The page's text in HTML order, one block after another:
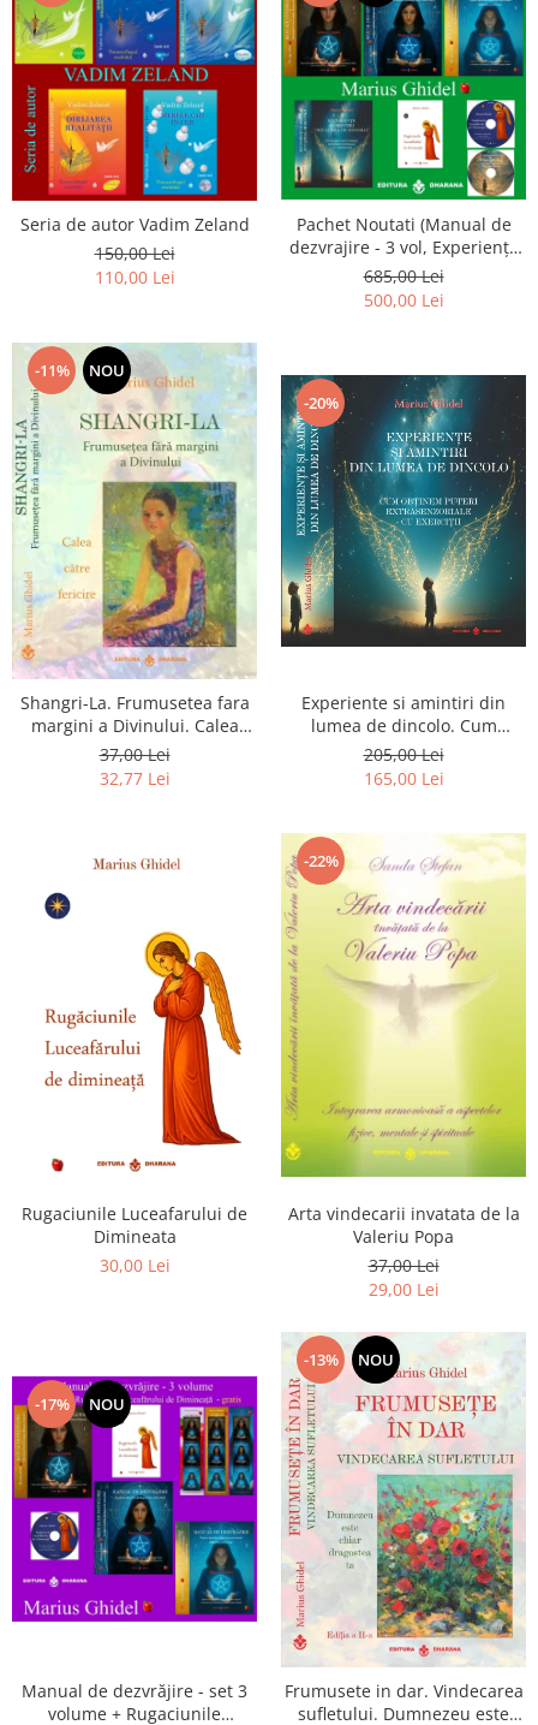
Seria de autor Vadim Zeland
150,00 Lei
110,00 Lei
Pachet Noutati (Manual de
dezvrajire - 3 vol, Experiențe
și amintiri, Rugăciunile
Luceafarului de dimineata) -
Marius Ghidel
685,00 Lei
500,00 Lei
-11% NOU
Shangri-La. Frumusetea fara
margini a Divinului. Calea
catre fericire
37,00 Lei
32,77 Lei
-20%
Experiente si amintiri din
lumea de dincolo. Cum
obtinem puteri
extrasenzoriale - cu exercitii
205,00 Lei
165,00 Lei
Rugaciunile Luceafarului de
Dimineata
30,00 Lei
-22%
Arta vindecarii invatata de la
Valeriu Popa
37,00 Lei
29,00 Lei
-17% NOU
Manual de dezvrăjire - set 3
volume + Rugaciunile
-13% NOU
Frumusete in dar. Vindecarea
sufletului. Dumnezeu este